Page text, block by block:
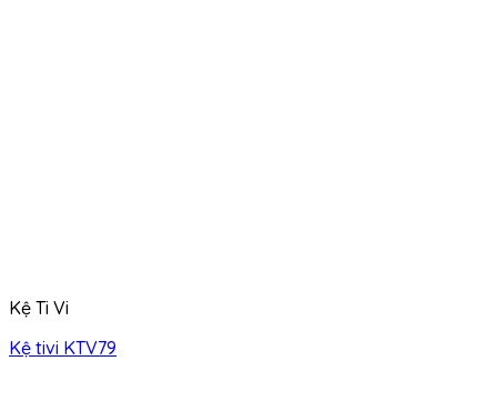
Kệ Ti Vi
Kệ tivi KTV79